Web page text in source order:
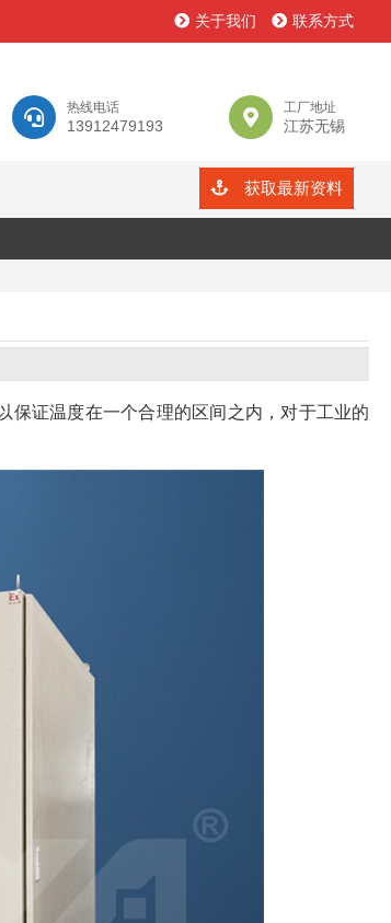
关于我们 联系方式
热线电话
13912479193
工厂地址
江苏无锡
获取最新资料
保证温度在一个合理的区间之内，对于工业的